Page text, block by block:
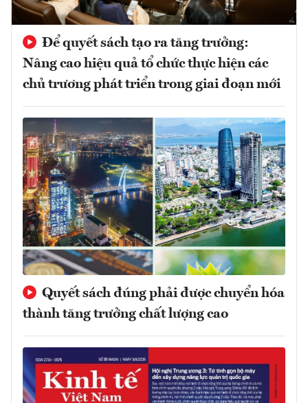
Để quyết sách tạo ra tăng trưởng:
Nâng cao hiệu quả tổ chức thực hiện các
chủ trương phát triển trong giai đoạn mới
Quyết sách đúng phải được chuyển hóa
thành tăng trưởng chất lượng cao